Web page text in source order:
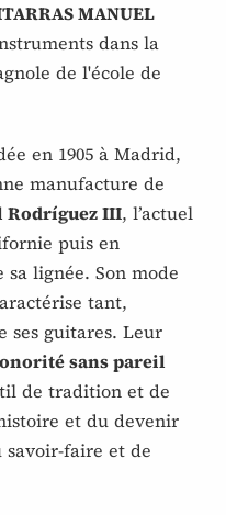
MANUEL
dans la
de l'école de
en 1905 à Madrid,
manufacture de
Rodríguez III, l’actuel
puis en
lignée. Son mode
tant,
ses guitares. Leur
sans pareil
de tradition et de
et du devenir
faire et de